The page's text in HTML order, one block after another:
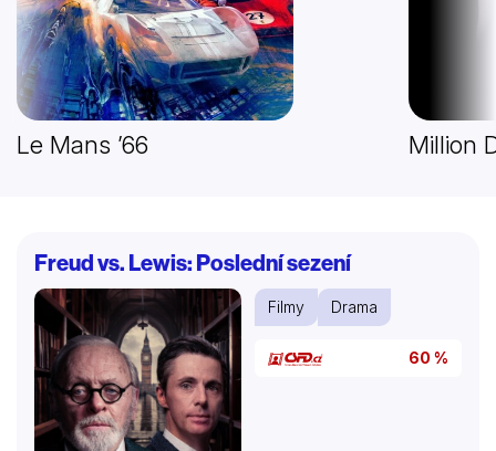
Le Mans ’66 Million
Freud vs. Lewis: Poslední sezení
Filmy Drama
60 %